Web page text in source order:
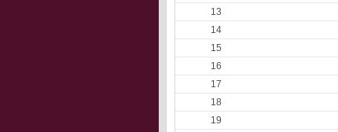
13
14
15
16
17
18
19